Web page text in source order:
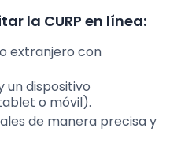
la CURP en línea:
extranjero con
un dispositivo
o móvil).
de manera precisa y